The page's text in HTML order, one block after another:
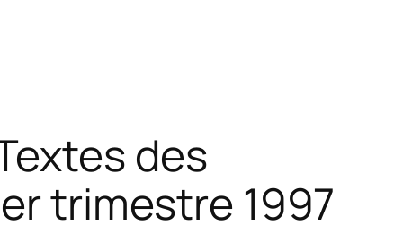
des
trimestre 1997